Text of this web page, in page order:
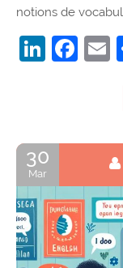
notions de
30
Mar